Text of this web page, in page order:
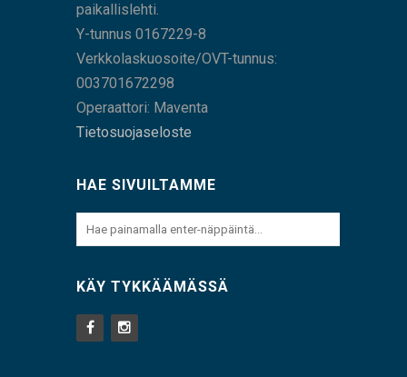
paikallislehti.
Y-tunnus 0167229-8
Verkkolaskuosoite/OVT-tunnus:
003701672298
Operaattori: Maventa
Tietosuojaseloste
HAE SIVUILTAMME
KÄY TYKKÄÄMÄSSÄ